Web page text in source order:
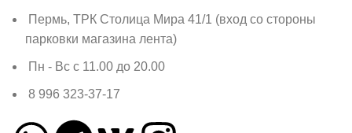
Пермь, ТРК Столица Мира 41/1 (вход со стороны
парковки магазина лента)
Пн - Вс с 11.00 до 20.00
8 996 323-37-17